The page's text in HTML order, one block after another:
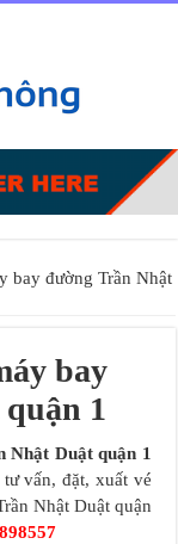
bay đường Trần Nhật
bay
1
Nhật Duật quận 1
vấn, đặt, xuất vé
Nhật Duật quận